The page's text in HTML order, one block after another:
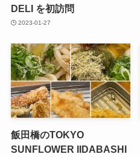
DELI を初訪問
2023-01-27
飯田橋のTOKYO
SUNFLOWER IIDABASHI